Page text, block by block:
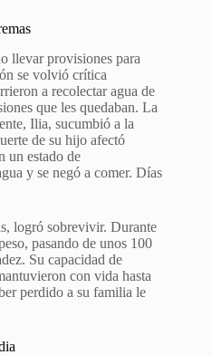
llevar provisiones para
se volvió crítica
a recolectar agua de
que les quedaban. La
Ilia, sucumbió a la
de su hijo afectó
un estado de
y se negó a comer. Días
logró sobrevivir. Durante
pasando de unos 100
Su capacidad de
con vida hasta
perdido a su familia le